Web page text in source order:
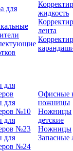
для
жидкость
лента
для
для
№10
для
№23
для
№24
Офисные
ножницы
Ножницы
детские
Ножницы
Запасные